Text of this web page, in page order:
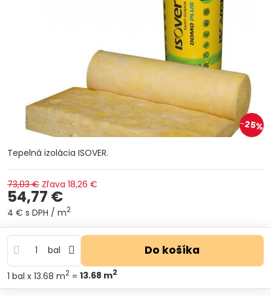
25%
Tepelná izolácia ISOVER.
73,03 € Zľava 18,26 €
54,77 €
4 € s DPH / m2
bal Do košíka
1 bal x 13.68 m2 = 13.68 m2